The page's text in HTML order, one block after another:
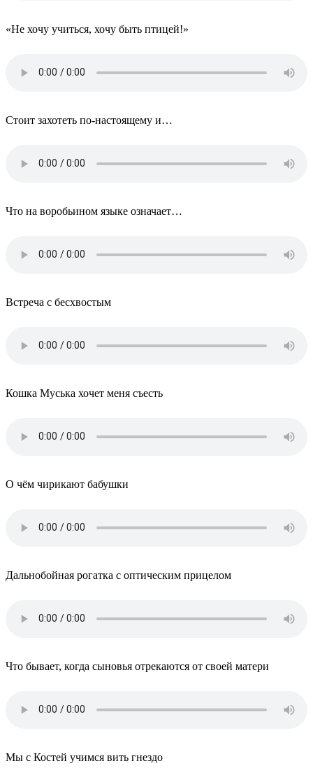
«Не хочу учиться, хочу быть птицей!»
Стоит захотеть по-настоящему и…
Что на воробьином языке означает…
Встреча с бесхвостым
Кошка Муська хочет меня съесть
О чём чирикают бабушки
Дальнобойная рогатка с оптическим прицелом
Что бывает, когда сыновья отрекаются от своей матери
Мы с Костей учимся вить гнездо